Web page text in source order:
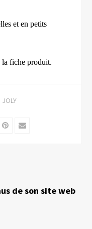
les et en petits
la fiche produit.
JOLY
Pinterest
Email
de son site web